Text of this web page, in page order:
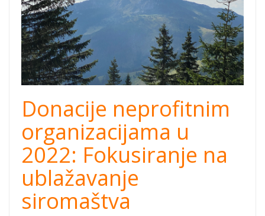
Donacije neprofitnim
organizacijama u
2022: Fokusiranje na
ublažavanje
siromaštva